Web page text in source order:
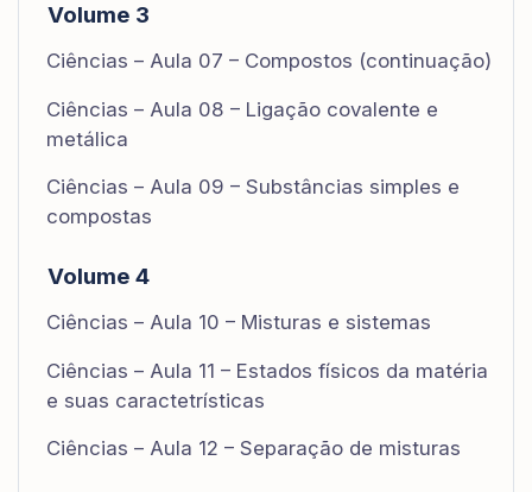
Volume 3
Ciências – Aula 07 – Compostos (continuação)
Ciências – Aula 08 – Ligação covalente e
metálica
Ciências – Aula 09 – Substâncias simples e
compostas
Volume 4
Ciências – Aula 10 – Misturas e sistemas
Ciências – Aula 11 – Estados físicos da matéria
e suas caractetrísticas
Ciências – Aula 12 – Separação de misturas